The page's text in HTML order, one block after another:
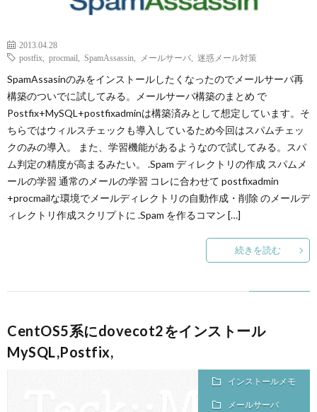
2013.04.28
postfix
procmail SpamAssassin メールサーバ 迷惑メール対策
SpamAssasinのみをインストールしたくなったのでメールサーバ再
構築のついでに試してみる。メールサーバ構築のまとめ で
Postfix+MySQL+postfixadminは構築済みとして想定しています。そ
ちらではウィルスチェックも導入しているため今回はスパムチェッ
クのみの導入。 また、学習機能があるようなので試してみる。スパ
ム判定の精度が高まるみたい。 .Spam ディレクトリの作成 スパムメ
ールの学習 通常のメールの学習 コレに合わせて postfixadmin
+procmailな環境でメールディレクトリの自動作成・削除 のメールデ
ィレクトリ作成スクリプトに .Spam を作るコマン […]
続きを読む
CentOS5系にdovecot2をインストール
MySQL,Postfix,
インストールメモ
メールサーバ